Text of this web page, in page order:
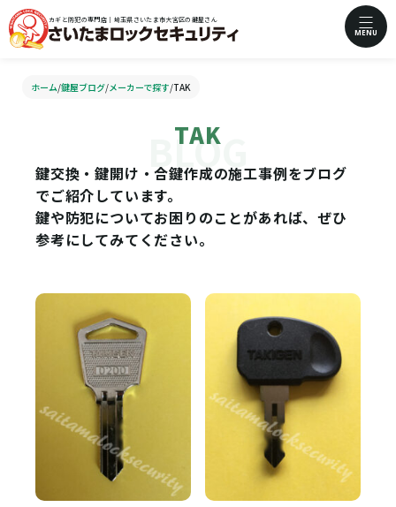
カギと防犯の専門店｜埼玉県さいたま市大宮区の鍵屋さん
MENU
ホーム/鍵屋ブログ/メーカーで探す/TAK
TAK
鍵交換・鍵開け・合鍵作成の施工事例をブログ
でご紹介しています。
鍵や防犯についてお困りのことがあれば、ぜひ
参考にしてみてください。